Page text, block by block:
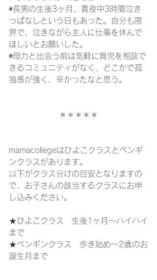
◉長男の生後3ヶ月、真夜中3時間泣き
っぱなしという日もあった。自分も限
界で、泣きながら主人に仕事を休んで
ほしいとお願いした。
◉母力と出会う前は気軽に育児を相談で
きるコミュニティがなく、どこかで孤
独感が強く、辛かったなと思う。
＊＊＊＊＊
mamacollegeはひよこクラスとペンギ
ンクラスがあります。
以下がクラス分けの目安となりますの
で、お子さんの該当するクラスにお申
し込みください。
★ひよこクラス　生後1ヶ月〜ハイハイ
まで
★ペンギンクラス　歩き始め〜2歳のお
誕生月まで